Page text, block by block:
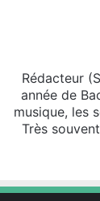
Rédacteur
année de
musique, les
Très